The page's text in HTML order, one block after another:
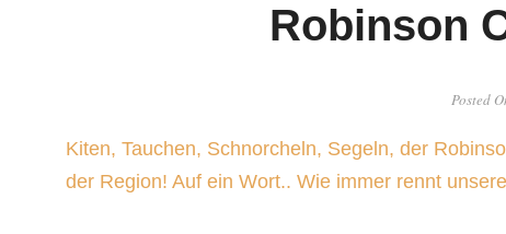
Robinson
Posted
Kiten, Tauchen, Schnorcheln, Segeln, der
der Region! Auf ein Wort.. Wie immer rennt